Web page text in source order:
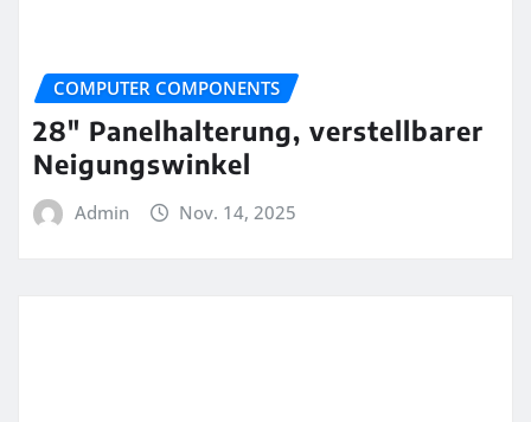
COMPUTER COMPONENTS
28″ Panelhalterung, verstellbarer
Neigungswinkel
Admin Nov. 14, 2025